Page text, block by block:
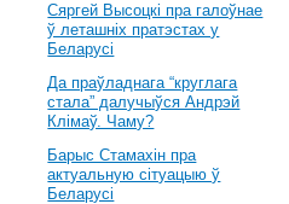
Сяргей Высоцкі пра галоўнае
ў леташніх пратэстах у
Беларусі
Да праўладнага “круглага
стала” далучыўся Андрэй
Клімаў. Чаму?
Барыс Стамахін пра
актуальную сітуацыю ў
Беларусі